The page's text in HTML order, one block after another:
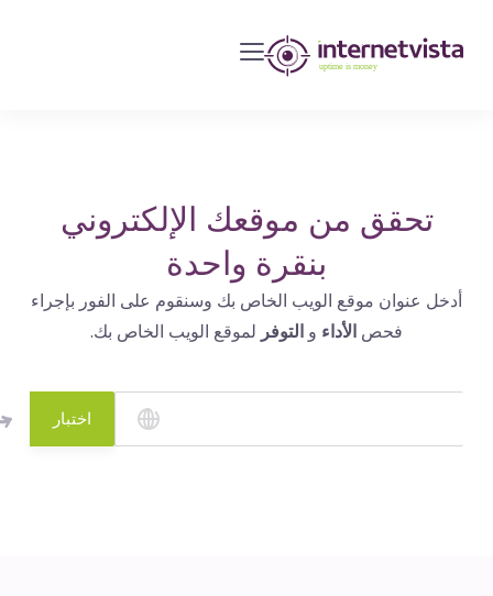
مراقبة
مواقع
الويب
الإنترنت
التشغيل
تحقق من موقعك الإلكتروني
بنقرة واحدة
أدخل عنوان موقع الويب الخاص بك وسنقوم على الفور بإجراء
فحصالأداءو التوفرلموقع الويب الخاص بك.
اختبار